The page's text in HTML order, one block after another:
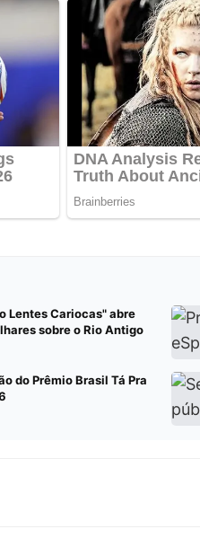
Lentes Cariocas" abre
sobre o Rio Antigo
do Prêmio Brasil Tá Pra